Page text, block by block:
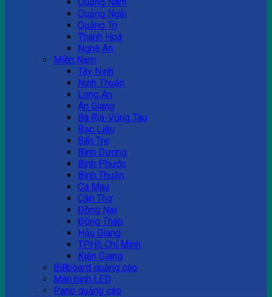
Quảng Ngãi
Quảng Trị
Thanh Hoá
Nghệ An
Miền Nam
Tây Ninh
Ninh Thuận
Long An
An Giang
Bà Rịa-Vũng Tàu
Bạc Liêu
Bến Tre
Bình Dương
Bình Phước
Bình Thuận
Cà Mau
Cần Thơ
Đồng Nai
Đồng Tháp
Hậu Giang
TP.Hồ Chí Minh
Kiên Giang
Billboard quảng cáo
Màn hình LED
Pano quảng cáo